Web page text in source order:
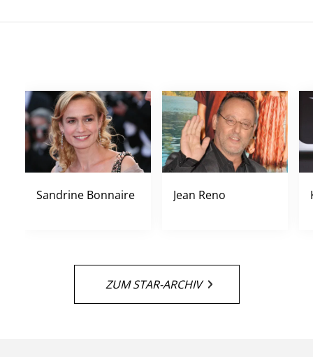
Sandrine Bonnaire Jean Reno
ZUM STAR-ARCHIV